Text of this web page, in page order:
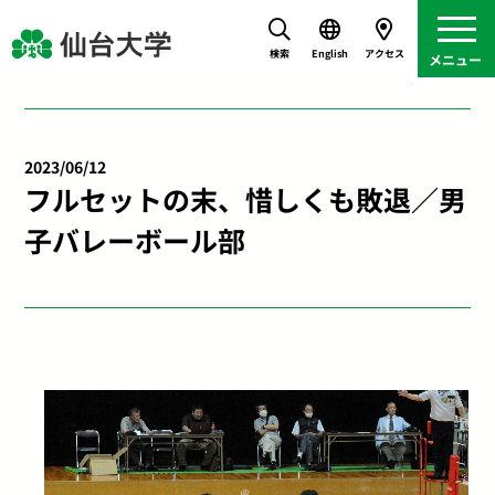
検索 English アクセス
2023/06/12
フルセットの末、惜しくも敗退／男
子バレーボール部